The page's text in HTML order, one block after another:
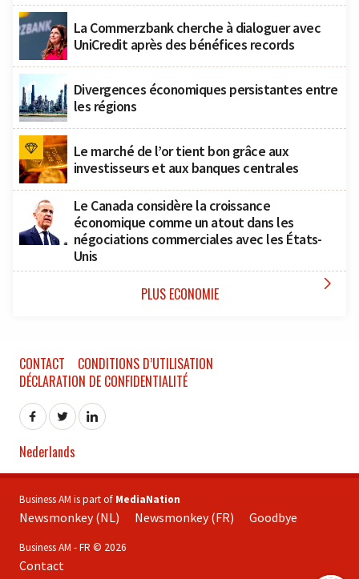
La Commerzbank cherche à dialoguer avec
UniCredit après des bénéfices records
Divergences économiques persistantes entre
les régions
Le marché de l’or tient bon grâce aux
investisseurs et aux banques centrales
Le Canada considère la croissance
économique comme un atout dans les
négociations commerciales avec les États-
Unis
PLUS ECONOMIE 
CONTACT
CONDITIONS D’UTILISATION
DÉCLARATION DE CONFIDENTIALITÉ
Nederlands
Business AM is part of MediaNation
Newsmonkey (NL) Newsmonkey (FR) Goodbye
Business AM - FR © 2026
Contact